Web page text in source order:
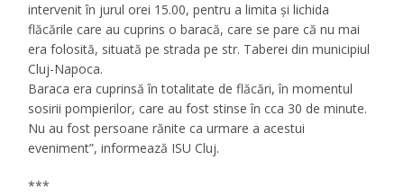
intervenit în jurul orei 15.00, pentru a limita și lichida
flăcările care au cuprins o baracă, care se pare că nu mai
era folosită, situată pe strada pe str. Taberei din municipiul
Cluj-Napoca.
Baraca era cuprinsă în totalitate de flăcări, în momentul
sosirii pompierilor, care au fost stinse în cca 30 de minute.
Nu au fost persoane rănite ca urmare a acestui
eveniment”, informează ISU Cluj.
***